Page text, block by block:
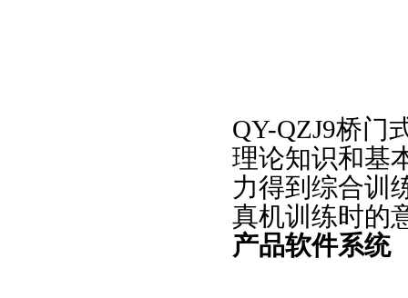
QY-QZJ9桥门
理论知识和基
力得到综合训
真机训练时的
产品软件系统